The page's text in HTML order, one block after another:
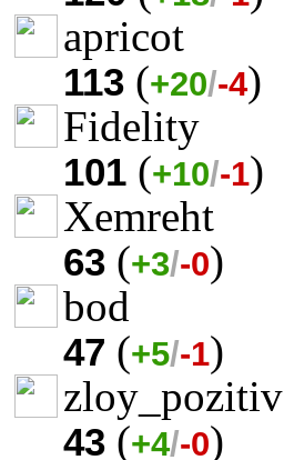
apricot
113 (+20/-4)
Fidelity
101 (+10/-1)
Xemreht
63 (+3/-0)
bod
47 (+5/-1)
zloy_pozitiv
43 (+4/-0)